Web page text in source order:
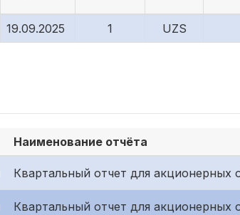
19.09.2025 1 UZS
Наименование отчёта
Квартальный отчет для
Квартальный отчет для